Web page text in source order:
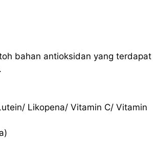
bahan antioksidan yang terdapat
Likopena/ Vitamin C/ Vitamin